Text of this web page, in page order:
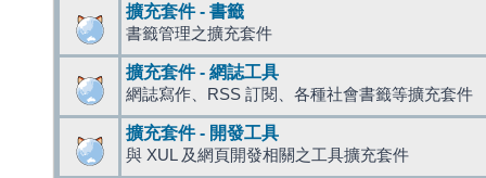
擴充套件 - 書籤
書籤管理之擴充套件
擴充套件 - 網誌工具
網誌寫作、RSS 訂閱、各種社會書籤等擴充套件
擴充套件 - 開發工具
與 XUL 及網頁開發相關之工具擴充套件